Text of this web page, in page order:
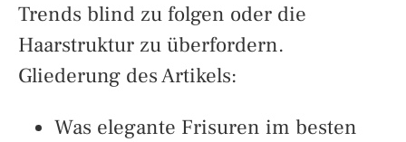
Trends blind zu folgen oder die
Haarstruktur zu überfordern.
Gliederung des Artikels:
Was elegante Frisuren im besten